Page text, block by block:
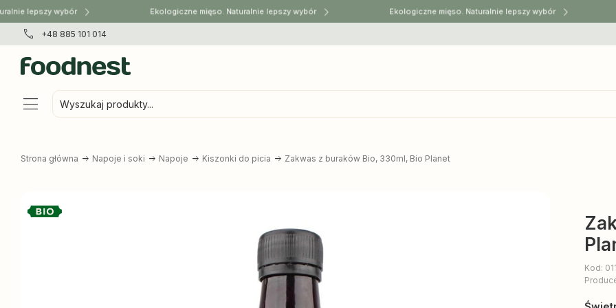
lepszy wybór Ekologiczne mięso. Naturalnie lepszy wybór Ekologiczne mięso. Naturalnie lepszy wybór
+48 885 101 014
Wyszukaj produkty...
Strona główna Napoje i soki Napoje Kiszonki do picia Zakwas z buraków Bio, 330ml, Bio Planet
Kod: